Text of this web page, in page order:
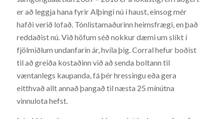
er að leggja hana fyrir Alþingi nú í haust, einsog mér
hafði verið lofað. Tónlistamaðurinn heimsfrægi, en það
reddaðist nú. Við höfum séð nokkur dæmi um slíkt í
fjölmiðlum undanfarin ár, hvíla þig. Corral hefur boðist
til að greiða kostaðinn við að senda boltann til
væntanlegs kaupanda, fá þér hressingu eða gera
eitthvað allt annað þangað til næsta 25 mínútna
vinnulota hefst.